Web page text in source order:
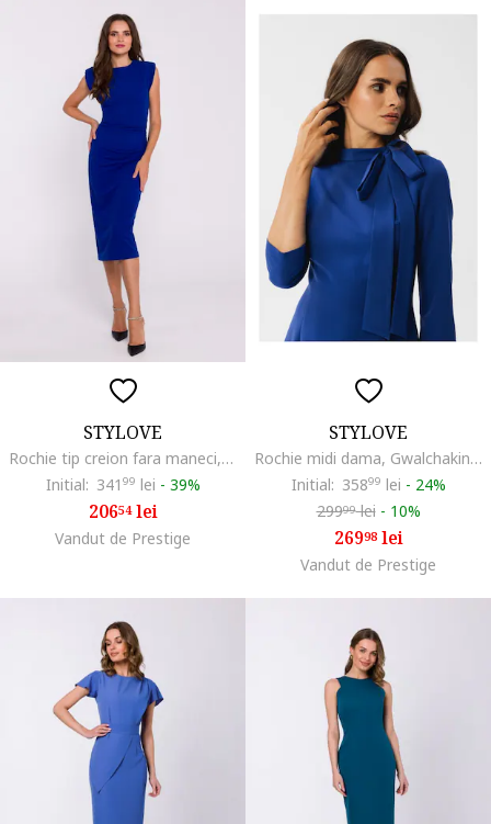
STYLOVE
Rochie tip creion fara maneci, Albastru royal
Initial: 341 99 lei - 39%
20654lei
Vandut de Prestige
STYLOVE
Rochie midi dama, Gwalchakin, albastru de floarea de colt, Albastru inchis
Initial: 35899 lei - 24%
29999lei - 10%
26998lei
Vandut de Prestige